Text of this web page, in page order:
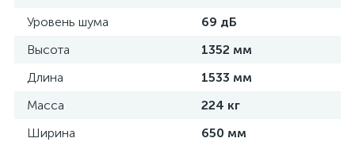
Уровень шума
69 дБ
Высота
1352 мм
Длина
1533 мм
Масса
224 кг
Ширина
650 мм